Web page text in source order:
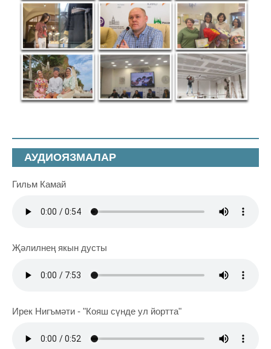
АУДИОЯЗМАЛАР
Гильм Камай
Җәлилнең якын дусты
Ирек Нигъмәти - "Кояш сүнде ул йортта"